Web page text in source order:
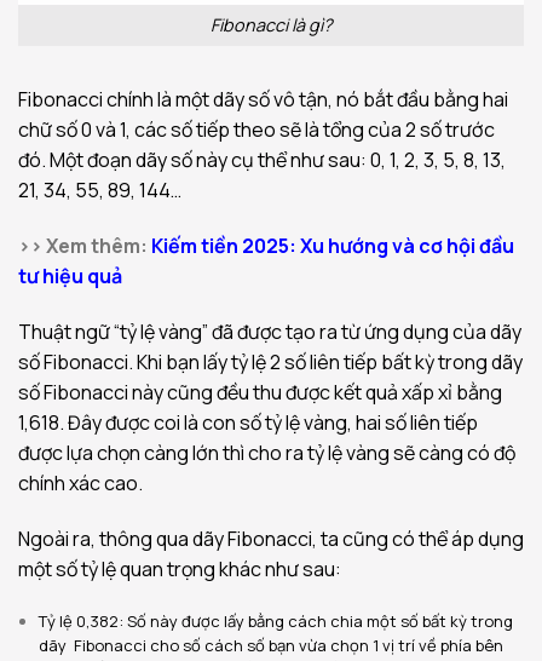
Fibonacci là gì?
Fibonacci chính là một dãy số vô tận, nó bắt đầu bằng hai
chữ số 0 và 1, các số tiếp theo sẽ là tổng của 2 số trước
đó. Một đoạn dãy số này cụ thể như sau: 0, 1, 2, 3, 5, 8, 13,
21, 34, 55, 89, 144…
>> Xem thêm: Kiếm tiền 2025: Xu hướng và cơ hội đầu
tư hiệu quả
Thuật ngữ “tỷ lệ vàng” đã được tạo ra từ ứng dụng của dãy
số Fibonacci. Khi bạn lấy tỷ lệ 2 số liên tiếp bất kỳ trong dãy
số Fibonacci này cũng đều thu được kết quả xấp xỉ bằng
1,618. Đây được coi là con số tỷ lệ vàng, hai số liên tiếp
được lựa chọn càng lớn thì cho ra tỷ lệ vàng sẽ càng có độ
chính xác cao.
Ngoài ra, thông qua dãy Fibonacci, ta cũng có thể áp dụng
một số tỷ lệ quan trọng khác như sau:
Tỷ lệ 0,382: Số này được lấy bằng cách chia một số bất kỳ trong
dãy Fibonacci cho số cách số bạn vừa chọn 1 vị trí về phía bên